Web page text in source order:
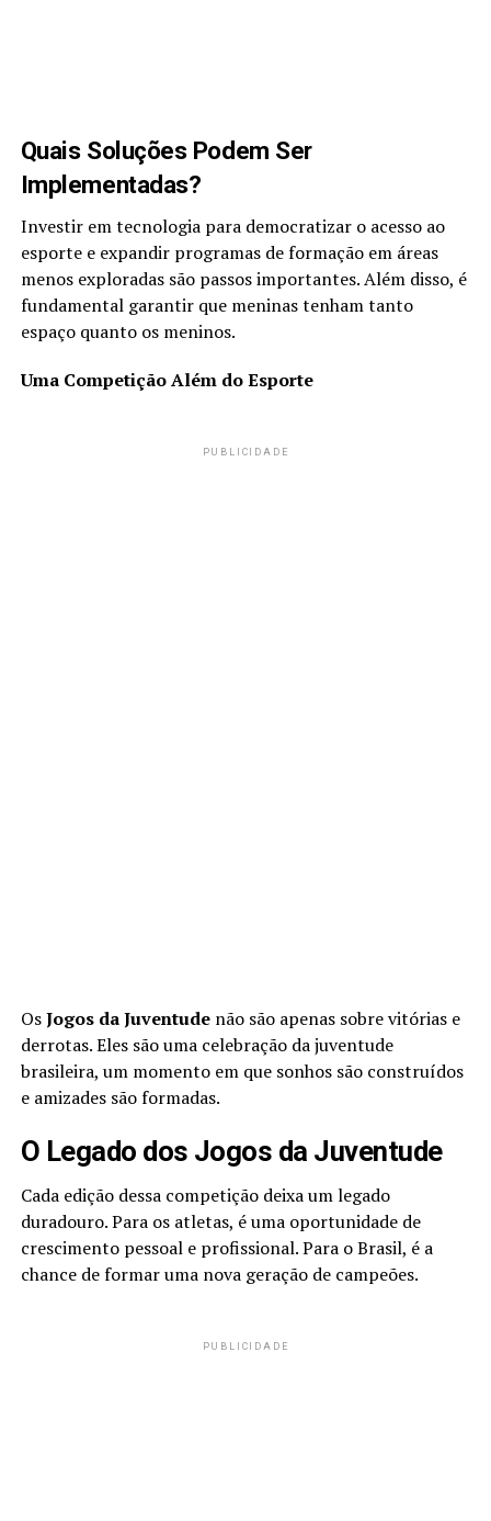
Quais Soluções Podem Ser
Implementadas?
Investir em tecnologia para democratizar o acesso ao
esporte e expandir programas de formação em áreas
menos exploradas são passos importantes. Além disso, é
fundamental garantir que meninas tenham tanto
espaço quanto os meninos.
Uma Competição Além do Esporte
PUBLICIDADE
OsJogos da Juventudenão são apenas sobre vitórias e
derrotas. Eles são uma celebração da juventude
brasileira, um momento em que sonhos são construídos
e amizades são formadas.
O Legado dos Jogos da Juventude
Cada edição dessa competição deixa um legado
duradouro. Para os atletas, é uma oportunidade de
crescimento pessoal e profissional. Para o Brasil, é a
chance de formar uma nova geração de campeões.
PUBLICIDADE